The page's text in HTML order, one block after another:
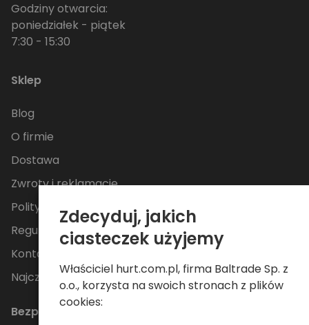
Godziny otwarcia:
poniedziałek - piątek
7:30 - 15:30
Sklep
Blog
O firmie
Dostawa
Zwroty i reklamacje
Polityka Prywatności
Regulamin
Kontakt
Najczęściej zadawane pytania
Bezpieczne płatności
Zdecyduj, jakich
ciasteczek użyjemy
Właściciel hurt.com.pl, firma Baltrade Sp. z
o.o., korzysta na swoich stronach z plików
cookies: